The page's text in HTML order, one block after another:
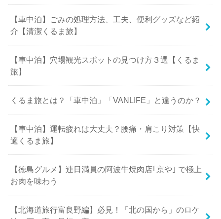
【車中泊】ごみの処理方法、工夫、便利グッズなど紹
介【清潔くるま旅】
【車中泊】穴場観光スポットの見つけ方３選【くるま
旅】
くるま旅とは？「車中泊」「VANLIFE」と違うのか？
【車中泊】運転疲れは大丈夫？腰痛・肩こり対策【快
適くるま旅】
【徳島グルメ】連日満員の阿波牛焼肉店｢京や｣ で極上
お肉を味わう
【北海道旅行富良野編】必見！「北の国から」のロケ